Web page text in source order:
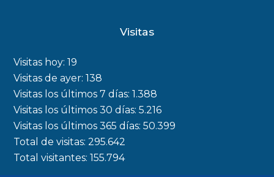
o
k
a
m
r
Visitas
Visitas hoy:19
Visitas de ayer:138
Visitas los últimos 7 días:1.388
Visitas los últimos 30 días:5.216
Visitas los últimos 365 días:50.399
Total de visitas:295.642
Total visitantes:155.794